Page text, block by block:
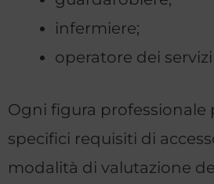
infermiere;
operatore dei
Ogni figura professionale
specifici requisiti di
modalità di valutazione